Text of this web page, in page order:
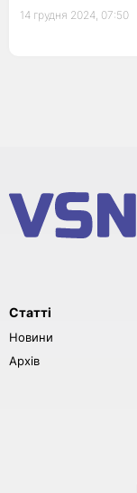
14 грудня 2024, 07:50
Статті
Новини
Архів